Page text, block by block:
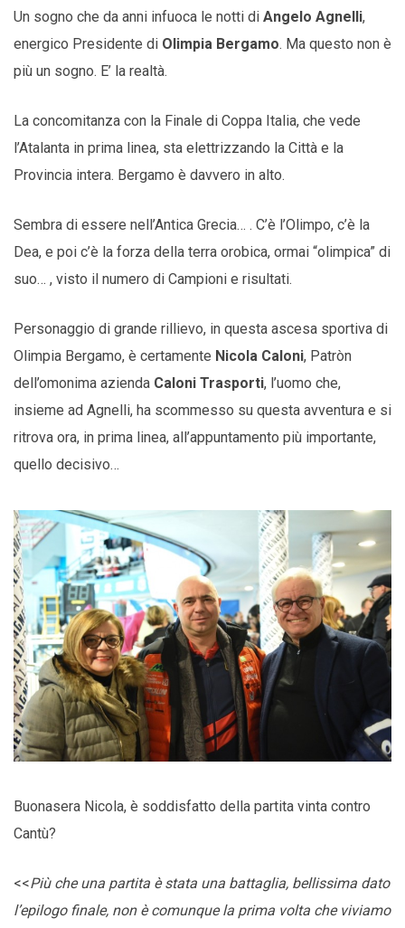
Un sogno che da anni infuoca le notti di Angelo Agnelli,
energico Presidente di Olimpia Bergamo. Ma questo non è
più un sogno. E’ la realtà.
La concomitanza con la Finale di Coppa Italia, che vede
l’Atalanta in prima linea, sta elettrizzando la Città e la
Provincia intera. Bergamo è davvero in alto.
Sembra di essere nell’Antica Grecia… . C’è l’Olimpo, c’è la
Dea, e poi c’è la forza della terra orobica, ormai “olimpica” di
suo… , visto il numero di Campioni e risultati.
Personaggio di grande rillievo, in questa ascesa sportiva di
Olimpia Bergamo, è certamente Nicola Caloni, Patròn
dell’omonima azienda Caloni Trasporti, l’uomo che,
insieme ad Agnelli, ha scommesso su questa avventura e si
ritrova ora, in prima linea, all’appuntamento più importante,
quello decisivo…
Buonasera Nicola, è soddisfatto della partita vinta contro
Cantù?
<<Più che una partita è stata una battaglia, bellissima dato
l’epilogo finale, non è comunque la prima volta che viviamo